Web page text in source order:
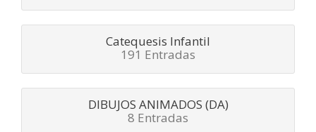
Catequesis Infantil
191 Entradas
DIBUJOS ANIMADOS (DA)
8 Entradas